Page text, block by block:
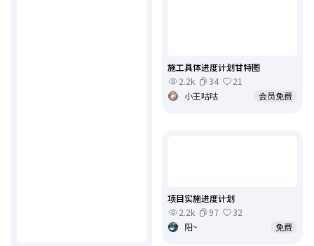
施工具体进度计划甘特图
2.2k
34
21
小王咕咕
会员免费
项目实施进度计划
2.2k
97
32
阳~
免费